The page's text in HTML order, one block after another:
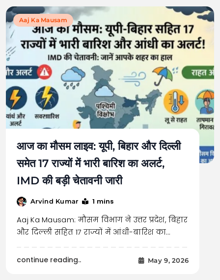
Aaj Ka Mausam
आज का मौसम लाइव: यूपी, बिहार और दिल्ली
समेत 17 राज्यों में भारी बारिश का अलर्ट,
IMD की बड़ी चेतावनी जारी
Arvind Kumar 1 mins
Aaj Ka Mausam: मौसम विभाग ने उत्तर प्रदेश, बिहार
और दिल्ली सहित 17 राज्यों में आंधी-बारिश का…
continue reading.. May 9, 2026